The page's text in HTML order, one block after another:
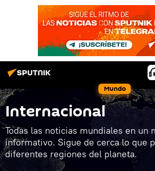
Mundo
Internacional
Todas las noticias mundiales en un
informativo. Sigue de cerca lo que
diferentes regiones del planeta.